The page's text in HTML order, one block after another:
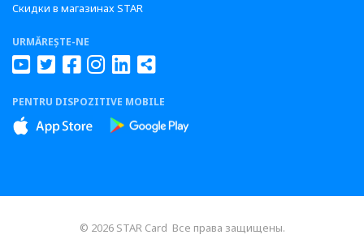
Скидки в магазинах STAR
URMĂREȘTE-NE
PENTRU DISPOZITIVE MOBILE
© 2026 STAR Card Все права защищены.